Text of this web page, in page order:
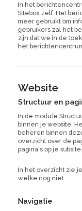
In het
Sitebox zelf. Het
meer gebruikt om
gebruikers zal het
zijn dat we in de
het
Website
Structuur en
In de module
binnen je website.
beheren binnen
overzicht over de
pagina's op je subsite.
In het overzicht zie
welke nog niet.
Navigatie